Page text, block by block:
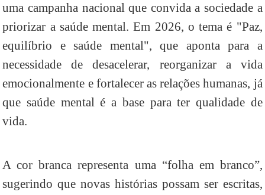
uma campanha nacional que convida a sociedade a
priorizar a saúde mental. Em 2026, o tema é "Paz,
equilíbrio e saúde mental", que aponta para a
necessidade de desacelerar, reorganizar a vida
emocionalmente e fortalecer as relações humanas, já
que saúde mental é a base para ter qualidade de
vida.
A cor branca representa uma “folha em branco”,
sugerindo que novas histórias possam ser escritas,